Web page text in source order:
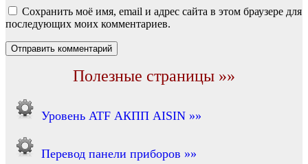
Сохранить моё имя, email и адрес сайта в этом браузере для
последующих моих комментариев.
Полезные страницы »»
Уровень ATF АКПП AISIN »»
Перевод панели приборов »»